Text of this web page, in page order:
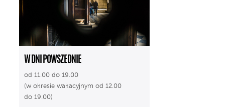
W DNI POWSZEDNIE
od 11.00 do 19.00
(w okresie wakacyjnym od 12.00
do 19.00)